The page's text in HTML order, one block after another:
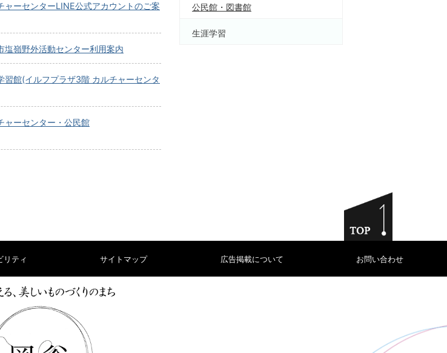
ャーセンターLINE公式アカウントのご案
塩嶺野外活動センター利用案内
習館(イルフプラザ3階 カルチャーセンタ
ャーセンター・公民館
公民館・図書館
生涯学習
リティ サイトマップ 広告掲載について お問い合わせ